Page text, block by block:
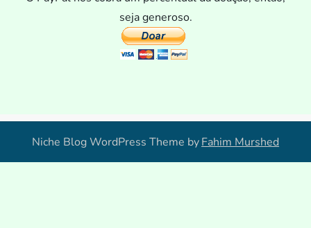
seja generoso.
Niche Blog WordPress Theme byFahim Murshed